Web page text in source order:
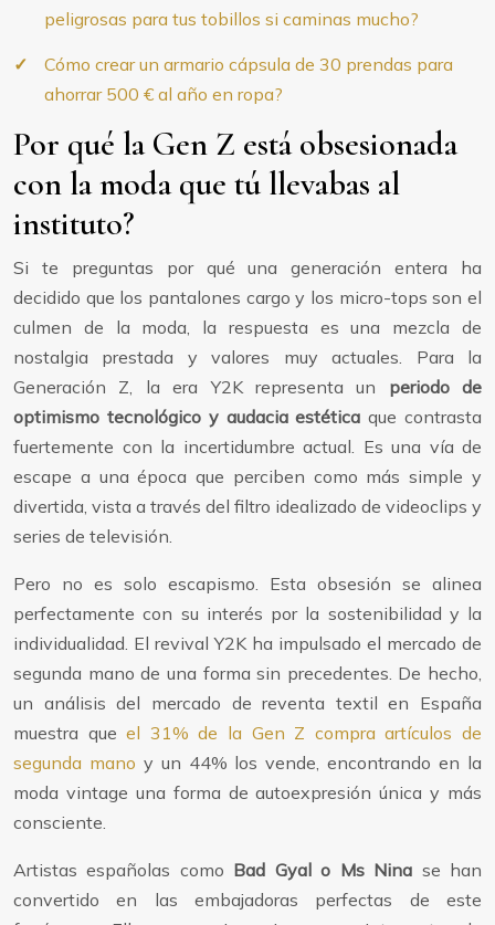
peligrosas para tus tobillos si caminas mucho?
Cómo crear un armario cápsula de 30 prendas para
ahorrar 500 € al año en ropa?
Por qué la Gen Z está obsesionada
con la moda que tú llevabas al
instituto?
Si te preguntas por qué una generación entera ha
decidido que los pantalones cargo y los micro-tops son el
culmen de la moda, la respuesta es una mezcla de
nostalgia prestada y valores muy actuales. Para la
Generación Z, la era Y2K representa un periodo de
optimismo tecnológico y audacia estética que contrasta
fuertemente con la incertidumbre actual. Es una vía de
escape a una época que perciben como más simple y
divertida, vista a través del filtro idealizado de videoclips y
series de televisión.
Pero no es solo escapismo. Esta obsesión se alinea
perfectamente con su interés por la sostenibilidad y la
individualidad. El revival Y2K ha impulsado el mercado de
segunda mano de una forma sin precedentes. De hecho,
un análisis del mercado de reventa textil en España
muestra queel 31% de la Gen Z compra artículos de
segunda mano y un 44% los vende, encontrando en la
moda vintage una forma de autoexpresión única y más
consciente.
Artistas españolas como Bad Gyal o Ms Nina se han
convertido en las embajadoras perfectas de este